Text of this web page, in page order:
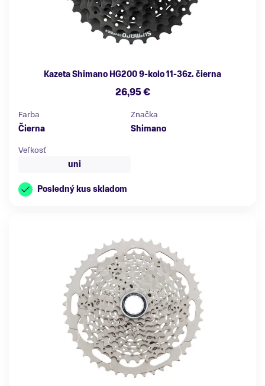
Kazeta Shimano HG200 9-kolo 11-36z. čierna
26,95 €
Farba
Čierna
Značka
Shimano
Veľkosť
uni
Posledný kus skladom